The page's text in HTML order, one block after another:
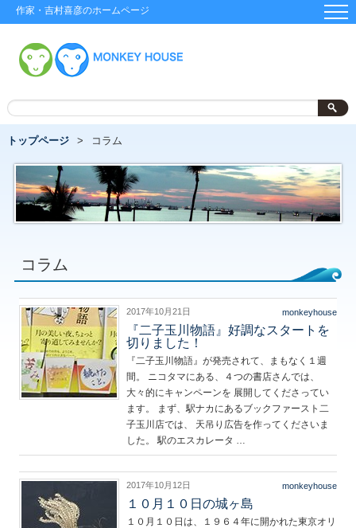
作家・吉村喜彦のホームページ
トップページ コラム
コラム
2017年10月21日 monkeyhouse
『二子玉川物語』好調なスタートを
切りました！
『二子玉川物語』が発売されて、まもなく１週
間。 ニコタマにある、４つの書店さんでは、
大々的にキャンペーンを 展開してくださってい
ます。 まず、駅ナカにあるブックファースト二
子玉川店では、 天吊り広告を作ってくださいま
した。 駅のエスカレータ …
2017年10月12日 monkeyhouse
１０月１０日の城ヶ島
１０月１０日は、１９６４年に開かれた東京オリ